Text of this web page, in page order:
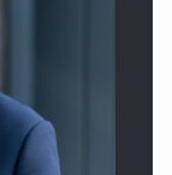
ACADEMIC